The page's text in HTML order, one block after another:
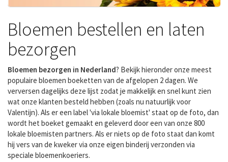
Bloemen bestellen en laten
bezorgen
Bloemen bezorgen in Nederland? Bekijk hieronder onze meest
populaire bloemen boeketten van de afgelopen 2 dagen. We
verversen dagelijks deze lijst zodat je makkelijk en snel kunt zien
wat onze klanten besteld hebben (zoals nu natuurlijk voor
Valentijn). Als er een label 'via lokale bloemist' staat op de foto, dan
wordt het boeket gemaakt en geleverd door een van onze 800
lokale bloemisten partners. Als er niets op de foto staat dan komt
hij vers van de kweker via onze eigen binderij verzonden via
speciale bloemenkoeriers.